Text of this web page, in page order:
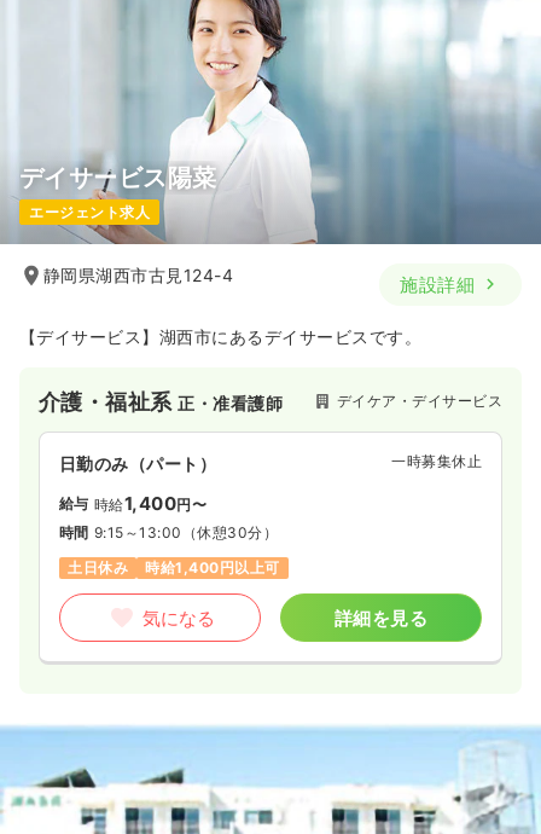
デイサービス陽菜
エージェント求人
静岡県湖西市古見124-4 施設詳細
【デイサービス】湖西市にあるデイサービスです。
介護・福祉系正・准看護師 デイケア・デイサービス
日勤のみ（パート） 一時募集休止
給与 時給1,400円〜
時間 9:15～13:00 （休憩30分）
土日休み
時給1,400円以上可
気になる 詳細を見る